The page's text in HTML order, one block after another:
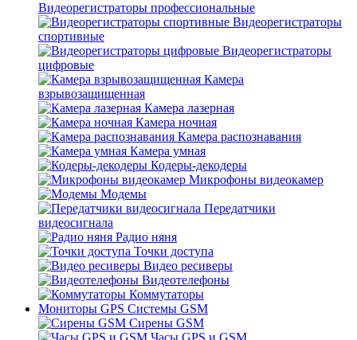
Видеорегистраторы профессиональные
Видеорегистраторы
спортивные
Видеорегистраторы
цифровые
Камера
взрывозащищенная
Камера лазерная
Камера ночная
Камера распознавания
Камера умная
Кодеры-декодеры
Микрофоны видеокамер
Модемы
Передатчики
видеосигнала
Радио няня
Точки доступа
Видео ресиверы
Видеотелефоны
Коммутаторы
Мониторы GPS Системы GSM
Сирены GSM
Часы GPS и GSM